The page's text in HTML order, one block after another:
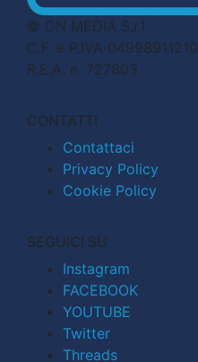
© CN MEDIA S.r.l.
C.F. e P.IVA 04998911210
R.E.A. n. 727803
CONTATTI
Contattaci
Privacy Policy
Cookie Policy
SEGUICI SU
Instagram
FACEBOOK
YOUTUBE
Twitter
Threads